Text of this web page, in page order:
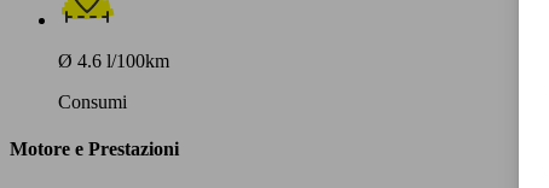
Ø 4.6 l/100km
Consumi
Motore e Prestazioni